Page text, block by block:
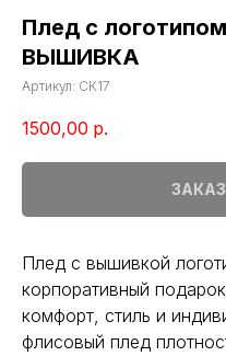
Плед с
ВЫШИВКА
Артикул: СК17
1500,00 р.
Плед с вышивкой
корпоративный
комфорт, стиль и
флисовый плед